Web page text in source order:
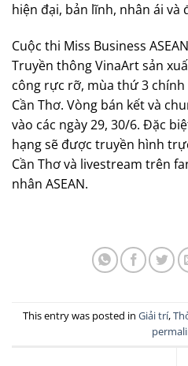
hiện đại, bản lĩnh, nhân ái và
Cuộc thi Miss Business
Truyền thông VinaArt sản
công rực rỡ, mùa thứ 3
Cần Thơ. Vòng bán kết và
vào các ngày 29, 30/6. Đặc
hạng sẽ được truyền hình
Cần Thơ và livestream trên
nhân ASEAN.
This entry was posted in Giải trí,